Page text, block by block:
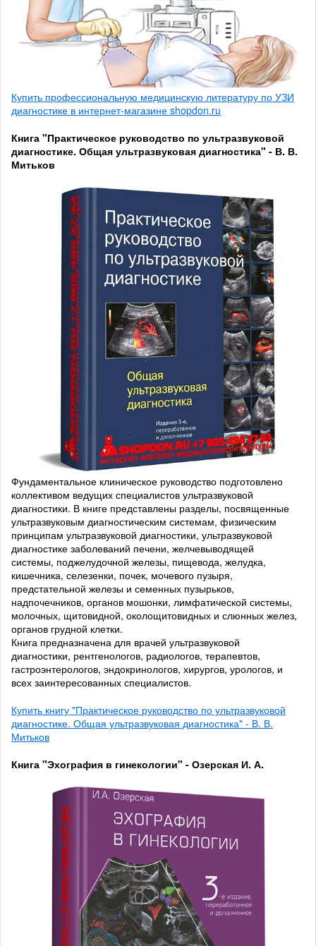
Купить профессиональную медицинскую литературу по УЗИ
диагностике в интернет-магазине shopdon.ru
Книга "Практическое руководство по ультразвуковой
диагностике. Общая ультразвуковая диагностика" - В. В.
Митьков
Фундаментальное клиническое руководство подготовлено
коллективом ведущих специалистов ультразвуковой
диагностики. В книге представлены разделы, посвященные
ультразвуковым диагностическим системам, физическим
принципам ультразвуковой диагностики, ультразвуковой
диагностике заболеваний печени, желчевыводящей
системы, поджелудочной железы, пищевода, желудка,
кишечника, селезенки, почек, мочевого пузыря,
предстательной железы и семенных пузырьков,
надпочечников, органов мошонки, лимфатической системы,
молочных, щитовидной, околощитовидных и слюнных желез,
органов грудной клетки.
Книга предназначена для врачей ультразвуковой
диагностики, рентгенологов, радиологов, терапевтов,
гастроэнтерологов, эндокринологов, хирургов, урологов, и
всех заинтересованных специалистов.
Купить книгу "Практическое руководство по ультразвуковой
диагностике. Общая ультразвуковая диагностика" - В. В.
Митьков
Книга "Эхография в гинекологии" - Озерская И. А.